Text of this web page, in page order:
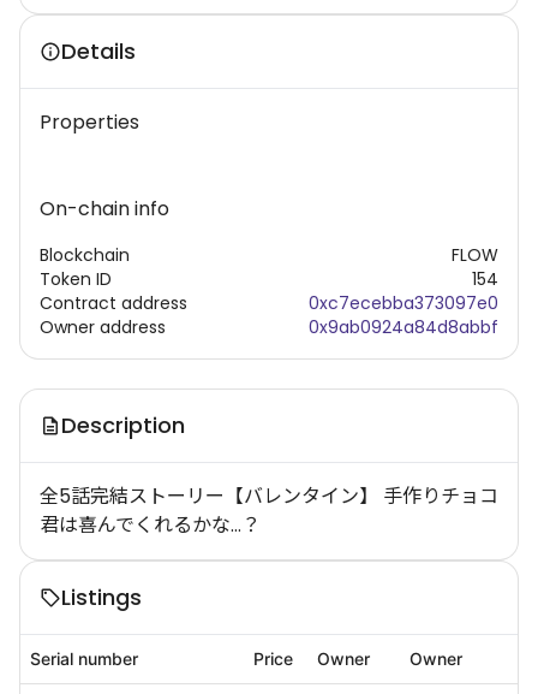
Details
Properties
On-chain info
Blockchain
Token ID
Contract address
Owner address
FLOW
154
0xc7ecebba373097e0
0x9ab0924a84d8abbf
Description
全5話完結ストーリー【バレンタイン】 手作りチョコ
君は喜んでくれるかな…？
Listings
Serial number Price Owner Owner